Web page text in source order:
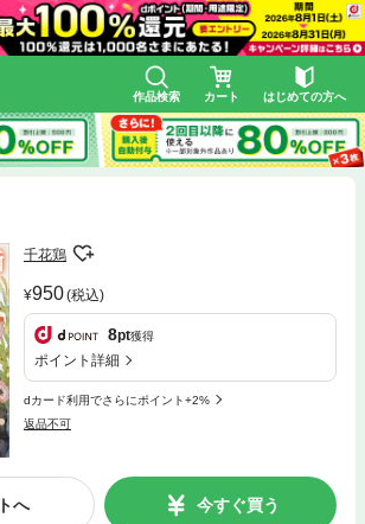
作品検索 カート はじめての方へ
千花鶏
950(税込)
8pt獲得
ポイント詳細
dカード利用でさらにポイント+2%
返品不可
へ 今すぐ買う